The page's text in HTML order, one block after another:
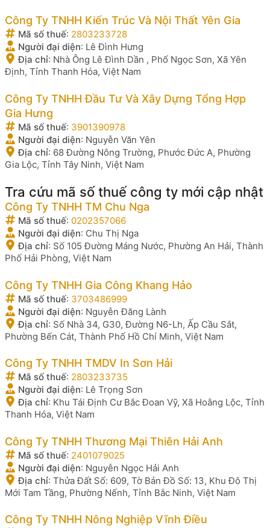
Công Ty TNHH Kiến Trúc Và Nội Thất Yên Gia
Mã số thuế: 2803233728
Người đại diện: Lê Đình Hưng
Địa chỉ: Nhà Ông Lê Đình Dần , Phố Ngọc Sơn, Xã Yên
Định, Tỉnh Thanh Hóa, Việt Nam
Công Ty TNHH Đầu Tư Và Xây Dựng Tổng Hợp
Gia Hưng
Mã số thuế: 3901390978
Người đại diện: Nguyễn Văn Yên
Địa chỉ: 68 Đường Nông Trường, Phước Đức A, Phường
Gia Lộc, Tỉnh Tây Ninh, Việt Nam
Tra cứu mã số thuế công ty mới cập nhật
Công Ty TNHH TM Chu Nga
Mã số thuế: 0202357066
Người đại diện: Chu Thị Nga
Địa chỉ: Số 105 Đường Máng Nước, Phường An Hải, Thành
Phố Hải Phòng, Việt Nam
Công Ty TNHH Gia Công Khang Hảo
Mã số thuế: 3703486999
Người đại diện: Nguyễn Đăng Lành
Địa chỉ: Số Nhà 34, G30, Đường N6-Lh, Ấp Cầu Sắt,
Phường Bến Cát, Thành Phố Hồ Chí Minh, Việt Nam
Công Ty TNHH TMDV In Sơn Hải
Mã số thuế: 2803233735
Người đại diện: Lê Trọng Sơn
Địa chỉ: Khu Tái Định Cư Bắc Đoan Vỹ, Xã Hoằng Lộc, Tỉnh
Thanh Hóa, Việt Nam
Công Ty TNHH Thương Mại Thiên Hải Anh
Mã số thuế: 2401079025
Người đại diện: Nguyễn Ngọc Hải Anh
Địa chỉ: Thửa Đất Số: 609, Tờ Bản Đồ Số: 13, Khu Đô Thị
Mới Tam Tầng, Phường Nếnh, Tỉnh Bắc Ninh, Việt Nam
Công Ty TNHH Nông Nghiệp Vĩnh Điều